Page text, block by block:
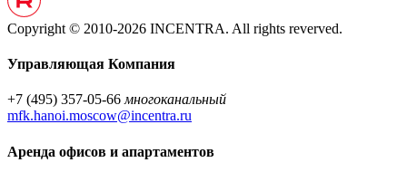
Copyright © 2010-2026 INCENTRA. All rights reverved.
Управляющая Компания
+7 (495) 357-05-66многоканальный
mfk.hanoi.moscow@incentra.ru
Аренда офисов и апартаментов